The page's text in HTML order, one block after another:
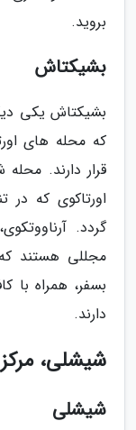
بروید.
بشیکتاش
بشیکتاش یکی
که محله های
قرار دارند.
اورتاکوی که در
گردد.
مجللی هستند
بسفر، همراه با
دارند.
شیشلی،
شیشلی